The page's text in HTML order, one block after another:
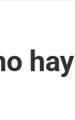
hay